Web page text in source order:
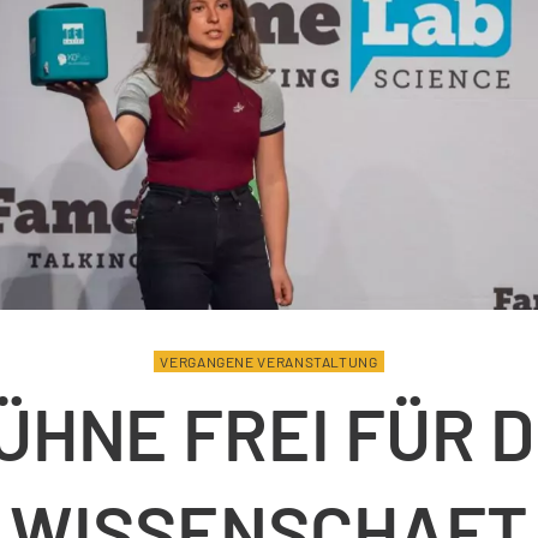
VERGANGENE VERANSTALTUNG
FREI FÜR